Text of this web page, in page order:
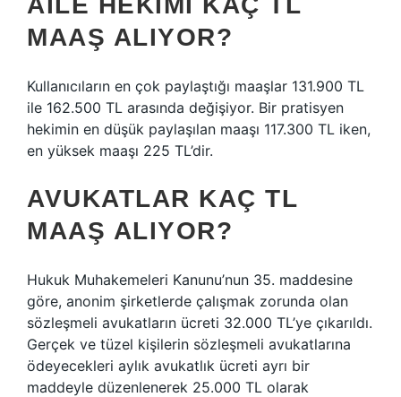
MAAŞ ALIYOR?
Kullanıcıların en çok paylaştığı maaşlar 131.900 TL
ile 162.500 TL arasında değişiyor. Bir pratisyen
hekimin en düşük paylaşılan maaşı 117.300 TL iken,
en yüksek maaşı 225 TL’dir.
AVUKATLAR KAÇ TL
MAAŞ ALIYOR?
Hukuk Muhakemeleri Kanunu’nun 35. maddesine
göre, anonim şirketlerde çalışmak zorunda olan
sözleşmeli avukatların ücreti 32.000 TL’ye çıkarıldı.
Gerçek ve tüzel kişilerin sözleşmeli avukatlarına
ödeyecekleri aylık avukatlık ücreti ayrı bir
maddeyle düzenlenerek 25.000 TL olarak